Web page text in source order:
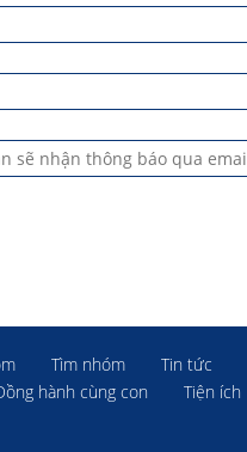
Tìm nhóm Tin tức
hành cùng con
Tiện ích